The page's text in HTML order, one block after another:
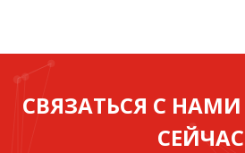
СВЯЗАТЬСЯ С
СЕЙЧАС